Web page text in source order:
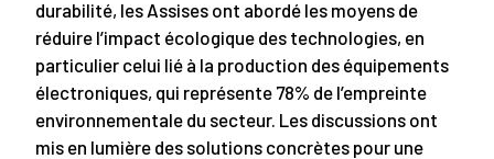
durabilité, les Assises ont abordé les moyens de
réduire l’impact écologique des technologies, en
particulier celui lié à la production des équipements
électroniques, qui représente 78% de l’empreinte
environnementale du secteur. Les discussions ont
mis en lumière des solutions concrètes pour une